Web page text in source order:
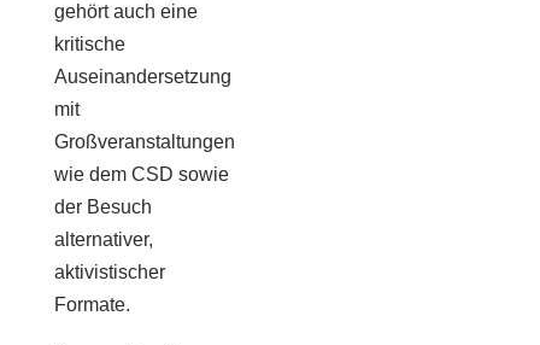
gehört auch eine
kritische
Auseinandersetzung
mit
Großveranstaltungen
wie dem CSD sowie
der Besuch
alternativer,
aktivistischer
Formate.